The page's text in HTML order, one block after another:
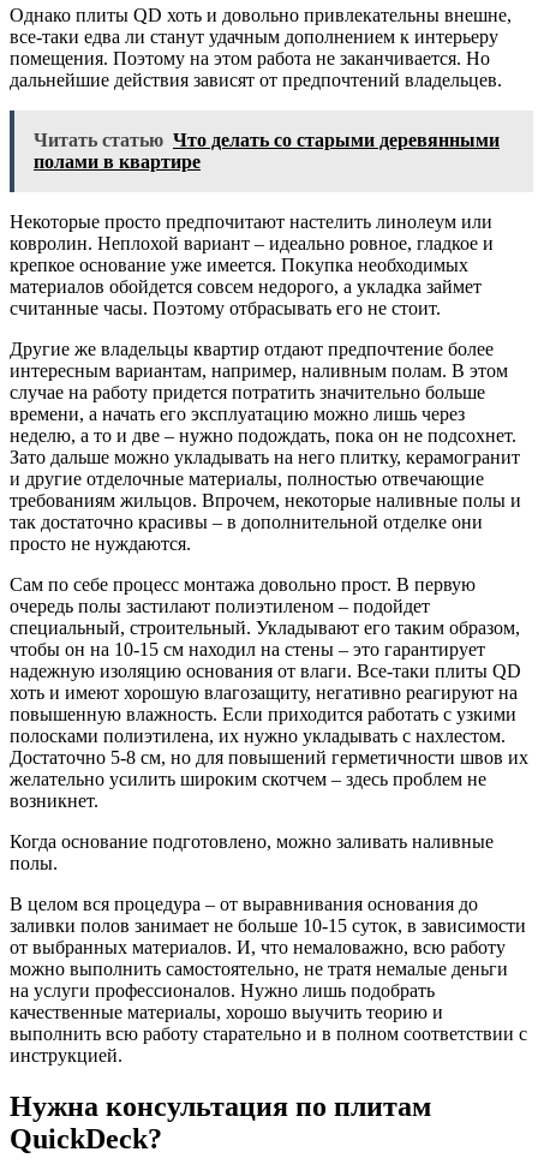
Однако плиты QD хоть и довольно привлекательны внешне,
все-таки едва ли станут удачным дополнением к интерьеру
помещения. Поэтому на этом работа не заканчивается. Но
дальнейшие действия зависят от предпочтений владельцев.
Читать статью Что делать со старыми деревянными
полами в квартире
Некоторые просто предпочитают настелить линолеум или
ковролин. Неплохой вариант – идеально ровное, гладкое и
крепкое основание уже имеется. Покупка необходимых
материалов обойдется совсем недорого, а укладка займет
считанные часы. Поэтому отбрасывать его не стоит.
Другие же владельцы квартир отдают предпочтение более
интересным вариантам, например, наливным полам. В этом
случае на работу придется потратить значительно больше
времени, а начать его эксплуатацию можно лишь через
неделю, а то и две – нужно подождать, пока он не подсохнет.
Зато дальше можно укладывать на него плитку, керамогранит
и другие отделочные материалы, полностью отвечающие
требованиям жильцов. Впрочем, некоторые наливные полы и
так достаточно красивы – в дополнительной отделке они
просто не нуждаются.
Сам по себе процесс монтажа довольно прост. В первую
очередь полы застилают полиэтиленом – подойдет
специальный, строительный. Укладывают его таким образом,
чтобы он на 10-15 см находил на стены – это гарантирует
надежную изоляцию основания от влаги. Все-таки плиты QD
хоть и имеют хорошую влагозащиту, негативно реагируют на
повышенную влажность. Если приходится работать с узкими
полосками полиэтилена, их нужно укладывать с нахлестом.
Достаточно 5-8 см, но для повышений герметичности швов их
желательно усилить широким скотчем – здесь проблем не
возникнет.
Когда основание подготовлено, можно заливать наливные
полы.
В целом вся процедура – от выравнивания основания до
заливки полов занимает не больше 10-15 суток, в зависимости
от выбранных материалов. И, что немаловажно, всю работу
можно выполнить самостоятельно, не тратя немалые деньги
на услуги профессионалов. Нужно лишь подобрать
качественные материалы, хорошо выучить теорию и
выполнить всю работу старательно и в полном соответствии с
инструкцией.
Нужна консультация по плитам
QuickDeck?